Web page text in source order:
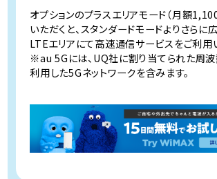
オプションのプラスエリアモード（月額
いただくと、 スタンダードモードよりさらに
LTEエリアにて高速通信サービスをご利用
※au 5Gには、UQ社に割り当てられた周
利用した5Gネットワークを含みます。